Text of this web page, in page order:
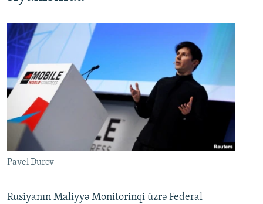
Pavel Durov
Rusiyanın Maliyyə Monitorinqi üzrə Federal